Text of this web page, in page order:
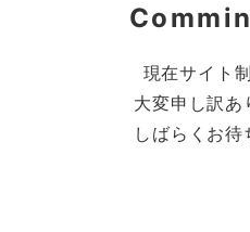
現在サイト
大変申し訳あ
しばらくお待